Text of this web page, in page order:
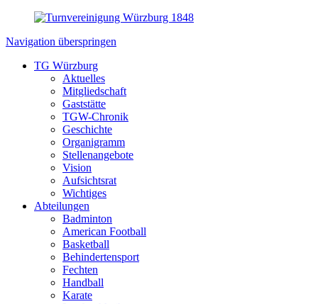
Navigation überspringen
TG Würzburg
Aktuelles
Mitgliedschaft
Gaststätte
TGW-Chronik
Geschichte
Organigramm
Stellenangebote
Vision
Aufsichtsrat
Wichtiges
Abteilungen
Badminton
American Football
Basketball
Behindertensport
Fechten
Handball
Karate